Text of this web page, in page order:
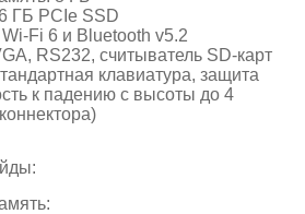
ГБ PCIe SSD
Fi 6 и Bluetooth v5.2
RS232, считыватель SD-карт
клавиатура, защита
к падению с высоты до 4